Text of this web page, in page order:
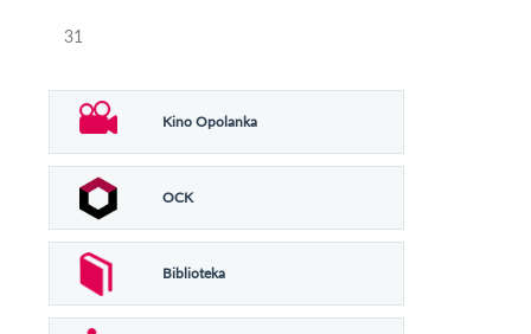
31
Kino Opolanka
OCK
Biblioteka